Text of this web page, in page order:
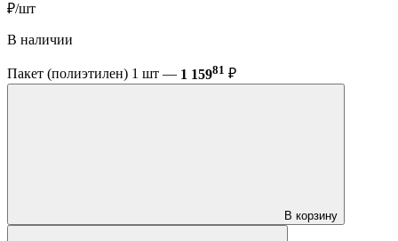
₽/шт
В наличии
Пакет (полиэтилен) 1 шт — 1 15981 ₽
В корзину